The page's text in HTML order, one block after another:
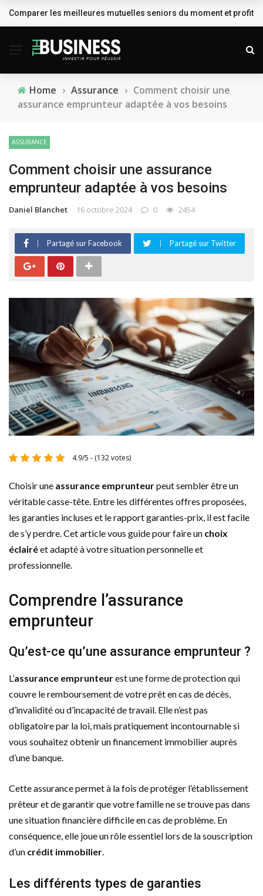
BREAKING NEWS
Comparer les meilleures mutuelles seniors du moment et
Home › Assurance › Comment choisir une
assurance emprunteur adaptée à vos besoins
ASSURANCE
Comment choisir une assurance
emprunteur adaptée à vos besoins
Daniel Blanchet 16 octobre 2024 0 2454
Partagé sur Facebook Partagé sur Twitter
4.9/5 - (132 votes)
Choisir une assurance emprunteurpeut sembler être un
véritable casse-tête. Entre les différentes offres proposées,
les garanties incluses et le rapport garanties-prix, il est facile
de s’y perdre. Cet article vous guide pour faire un choix
éclairéet adapté à votre situation personnelle et
professionnelle.
Comprendre l’assurance
emprunteur
Qu’est-ce qu’une assurance emprunteur ?
L’assurance emprunteurest une forme de protection qui
couvre le remboursement de votre prêt en cas de décès,
d’invalidité ou d’incapacité de travail. Elle n’est pas
obligatoire par la loi, mais pratiquement incontournable si
vous souhaitez obtenir un financement immobilier auprès
d’une banque.
Cette assurance permet à la fois de protéger l’établissement
prêteur et de garantir que votre famille ne se trouve pas dans
une situation financière difficile en cas de problème. En
conséquence, elle joue un rôle essentiel lors de la souscription
d’un crédit immobilier.
Les différents types de garanties